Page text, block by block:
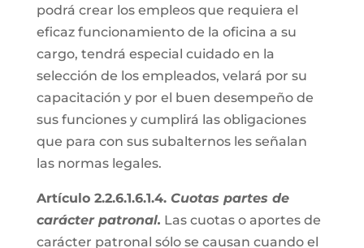
podrá crear los empleos que requiera el
eficaz funcionamiento de la oficina a su
cargo, tendrá especial cuidado en la
selección de los empleados, velará por su
capacitación y por el buen desempeño de
sus funciones y cumplirá las obligaciones
que para con sus subalternos les señalan
las normas legales.
Artículo 2.2.6.1.6.1.4. Cuotas partes de
carácter patronal. Las cuotas o aportes de
carácter patronal sólo se causan cuando el